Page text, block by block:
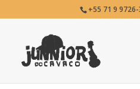
+55 71 9